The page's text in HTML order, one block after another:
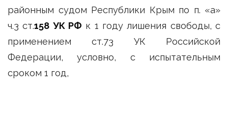
районным судом Республики Крым по п. «а»
ч.3 ст.158 УК РФ к 1 году лишения свободы, с
применением ст.73 УК Российской
Федерации, условно, с испытательным
сроком 1 год,